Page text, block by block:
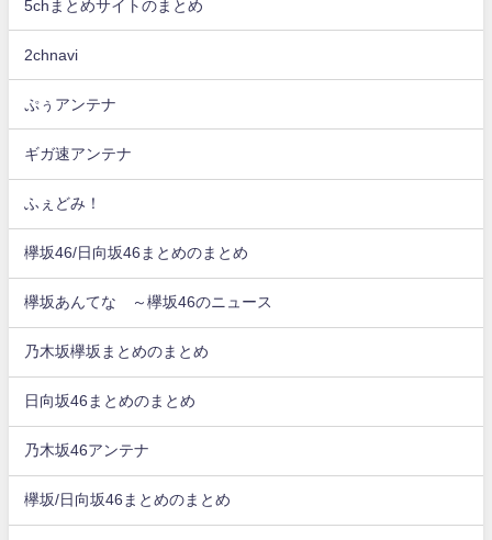
5chまとめサイトのまとめ
2chnavi
ぷぅアンテナ
ギガ速アンテナ
ふぇどみ！
欅坂46/日向坂46まとめのまとめ
欅坂あんてな ～欅坂46のニュース
乃木坂欅坂まとめのまとめ
日向坂46まとめのまとめ
乃木坂46アンテナ
欅坂/日向坂46まとめのまとめ